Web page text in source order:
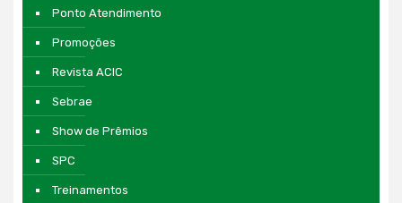
Ponto Atendimento
Promoções
Revista ACIC
Sebrae
Show de Prêmios
SPC
Treinamentos